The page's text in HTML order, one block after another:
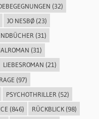
(32)
JO NESBØ(23)
(31)
(31)
LIEBESROMAN (21)
(97)
PSYCHOTHRILLER (52)
(846) RÜCKBLICK(98)